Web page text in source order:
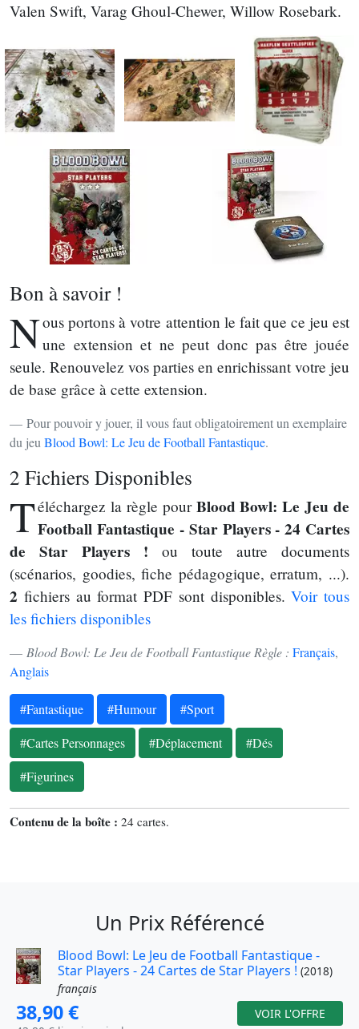
Valen Swift, Varag Ghoul-Chewer, Willow Rosebark.
Bon à savoir !
Nous portons à votre attention le fait que ce jeu est
une extension et ne peut donc pas être jouée
seule. Renouvelez vos parties en enrichissant votre jeu
de base grâce à cette extension.
Pour pouvoir y jouer, il vous faut obligatoirement un exemplaire
du jeu Blood Bowl: Le Jeu de Football Fantastique.
2 Fichiers Disponibles
Téléchargez la règle pour Blood Bowl: Le Jeu de
Football Fantastique - Star Players - 24 Cartes
de Star Players ! ou toute autre documents
(scénarios, goodies, fiche pédagogique, erratum, ...).
2 fichiers au format PDF sont disponibles.Voir tous
les fichiers disponibles
Blood Bowl: Le Jeu de Football Fantastique Règle : Français,
Anglais
#Fantastique #Humour
#Sport
#Cartes Personnages
#Déplacement
#Dés
#Figurines
Contenu de la boîte : 24 cartes.
Un Prix Référencé
Blood Bowl: Le Jeu de Football Fantastique -
Star Players - 24 Cartes de Star Players ! (2018)
français
38,90 € VOIR L'OFFRE